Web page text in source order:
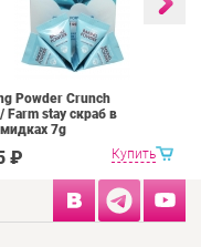
Купить
Powder Crunch
Farm stay скраб в
7g
₽